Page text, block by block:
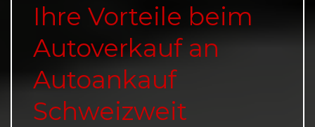
Ihre Vorteile beim
Autoverkauf an
Autoankauf
Schweizweit